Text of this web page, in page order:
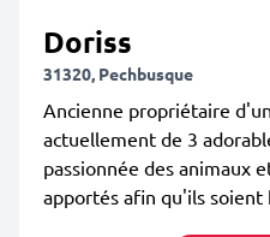
Doriss
31320, Pechbusque
Ancienne propriétaire
actuellement de 3
passionnée des animaux
apportés afin qu'ils soient